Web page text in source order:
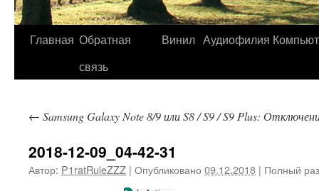
Главная Обратная
связь
Винил Аудиофилия
← Samsung Galaxy Note 8/9 или S8 / S9 / S9 Plus:
2018-12-09_04-42-31
Автор: P1ratRuleZZZ | Опубликовано 09.12.2018 | Полный